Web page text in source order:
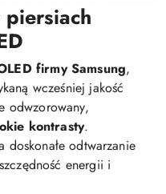
firmy Samsung,
wcześniej jakość
odwzorowany,
kontrasty.
odtwarzanie
energii i